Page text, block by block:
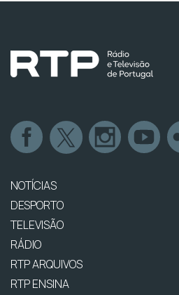
NOTÍCIAS
DESPORTO
TELEVISÃO
RÁDIO
RTP ARQUIVOS
RTP ENSINA